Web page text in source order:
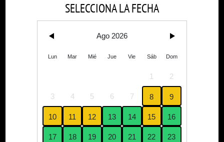
SELECCIONA LA FECHA
Ago 2026
Lun Mar Mié Jue Vie Sáb Dom
1 2
3 4 5 6 7 8 9
10 11 12 13 14 15 16
17 18 19 20 21 22 23